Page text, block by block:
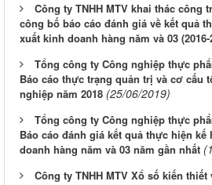
Công ty TNHH MTV khai thác công
công bố báo cáo đánh giá về kết quả
xuất kinh doanh hàng năm và 03 (2016-
Tổng công ty Công nghiệp thực
Báo cáo thực trạng quản trị và cơ cấu
nghiệp năm 2018 (25/06/2019)
Tổng công ty Công nghiệp thực
Báo cáo đánh giá kết quả thực hiện kế
doanh hàng năm và 03 năm gần nhất
Công ty TNHH MTV Xổ số kiến